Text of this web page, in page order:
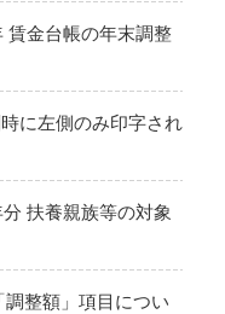
賃金台帳の年末調整
に左側のみ印字され
分 扶養親族等の対象
整額」項目につい